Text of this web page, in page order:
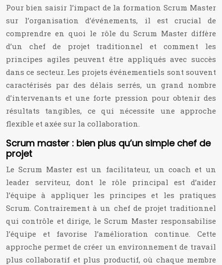
Pour bien saisir l’impact de la formation Scrum Master
sur l’organisation d’événements, il est crucial de
comprendre en quoi le rôle du Scrum Master diffère
d’un chef de projet traditionnel et comment les
principes agiles peuvent être appliqués avec succès
dans ce secteur. Les projets événementiels sont souvent
caractérisés par des délais serrés, un grand nombre
d’intervenants et une forte pression pour obtenir des
résultats tangibles, ce qui nécessite une approche
flexible et axée sur la collaboration.
Scrum master : bien plus qu’un simple chef de
projet
Le Scrum Master est un facilitateur, un coach et un
leader serviteur, dont le rôle principal est d’aider
l’équipe à appliquer les principes et les pratiques
Scrum. Contrairement à un chef de projet traditionnel
qui contrôle et dirige, le Scrum Master responsabilise
l’équipe et favorise l’amélioration continue. Cette
approche permet de créer un environnement de travail
plus collaboratif et plus productif, où chaque membre